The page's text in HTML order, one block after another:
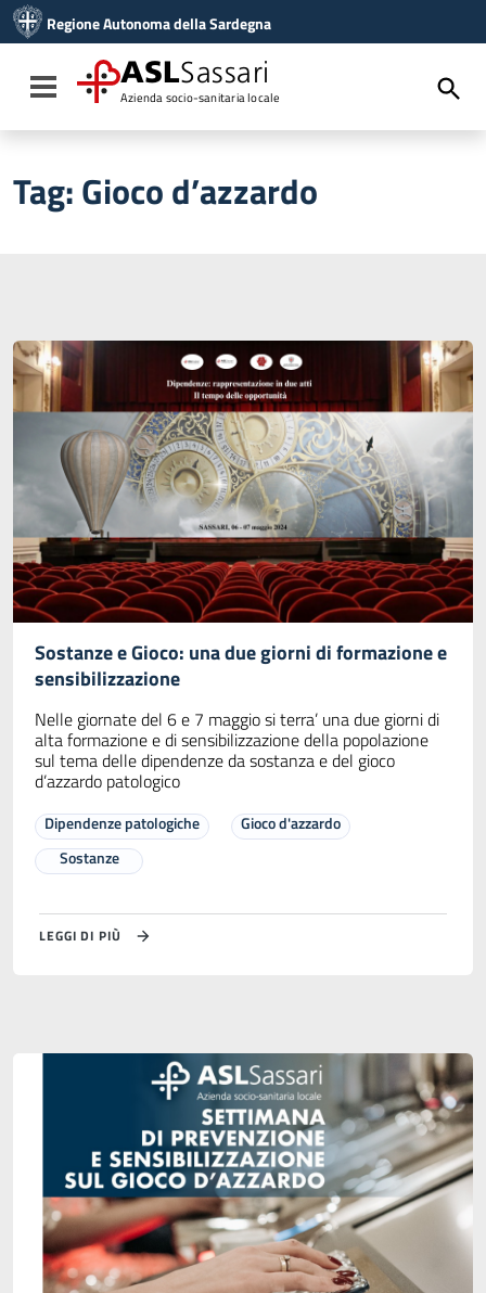
Vai al menu di navigazione
Vai al footer
Regione Autonoma della Sardegna
Toggle navigation
ASLSassari
Azienda socio-sanitaria locale
Tag:Gioco d’azzardo
Sostanze e Gioco: una due giorni di formazione e
sensibilizzazione
Nelle giornate del 6 e 7 maggio si terra’ una due giorni di
alta formazione e di sensibilizzazione della popolazione
sul tema delle dipendenze da sostanza e del gioco
d’azzardo patologico
Dipendenze patologiche
Gioco d'azzardo
Sostanze
LEGGI DI PIÙ